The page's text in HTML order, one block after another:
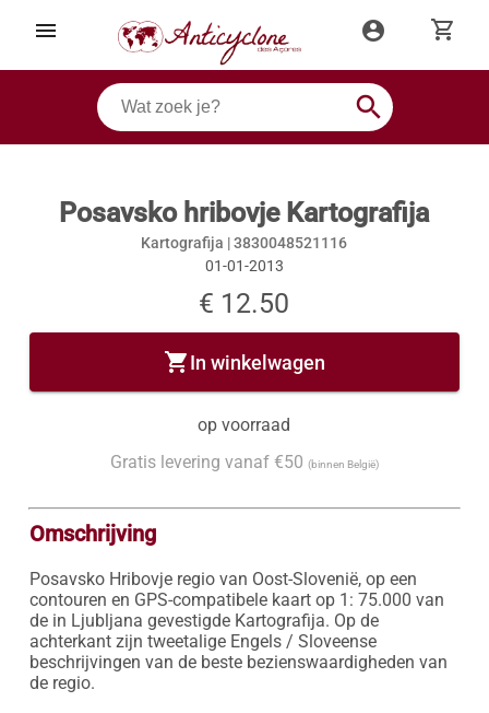
menu account_circle shopping_cart
search
Posavsko hribovje Kartografija
Kartografija |3830048521116
01-01-2013
€ 12.50
shopping_cartIn winkelwagen
op voorraad
Gratis levering vanaf €50 (binnen België)
Omschrijving
Posavsko Hribovje regio van Oost-Slovenië, op een
contouren en GPS-compatibele kaart op 1: 75.000 van
de in Ljubljana gevestigde Kartografija. Op de
achterkant zijn tweetalige Engels / Sloveense
beschrijvingen van de beste bezienswaardigheden van
de regio.